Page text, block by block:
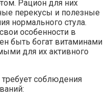
Рацион для них
перекусы и полезные
нормального стула.
особенности в
быть богат витаминами
для их активного
соблюдения